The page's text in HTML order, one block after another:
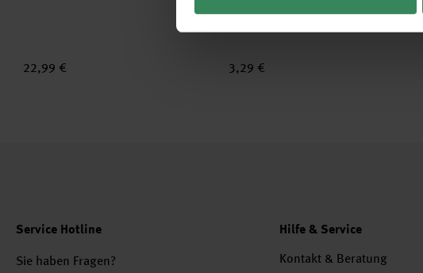
22,99 € 3,29 €
Service Hotline
Sie haben Fragen?
Hilfe & Service
Kontakt & Beratung